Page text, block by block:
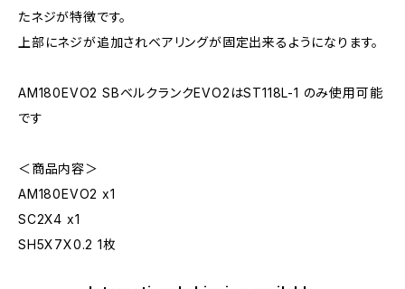
たネジが特徴です。
上部にネジが追加されベアリングが固定出来るようになります。
AM180EVO2 SBベルクランクEVO2はST118L-1 のみ使用可能
です
＜商品内容＞
AM180EVO2 x1
SC2X4 x1
SH5X7X0.2 1枚